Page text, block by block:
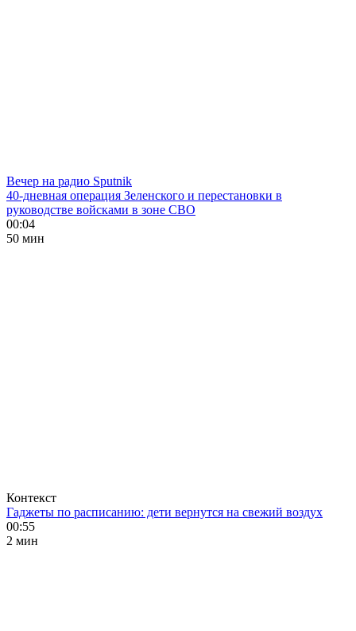
Вечер на радио Sputnik
40-дневная операция Зеленского и перестановки в
руководстве войсками в зоне СВО
00:04
50 мин
Контекст
Гаджеты по расписанию: дети вернутся на свежий воздух
00:55
2 мин